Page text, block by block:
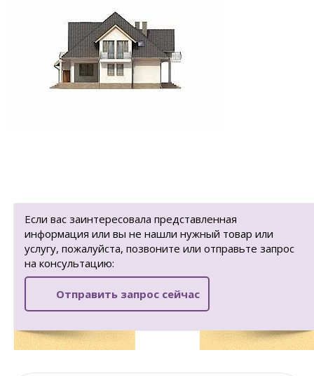
Если вас заинтересовала представленная
информация или вы не нашли нужный товар или
услугу, пожалуйста, позвоните или отправьте запрос
на консультацию:
Отправить запрос сейчас